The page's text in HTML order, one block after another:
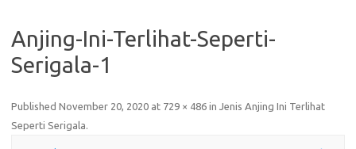
Anjing-Ini-Terlihat-Seperti-
Serigala-1
Published November 20, 2020 at 729 × 486 in Jenis Anjing Ini Terlihat
Seperti Serigala.